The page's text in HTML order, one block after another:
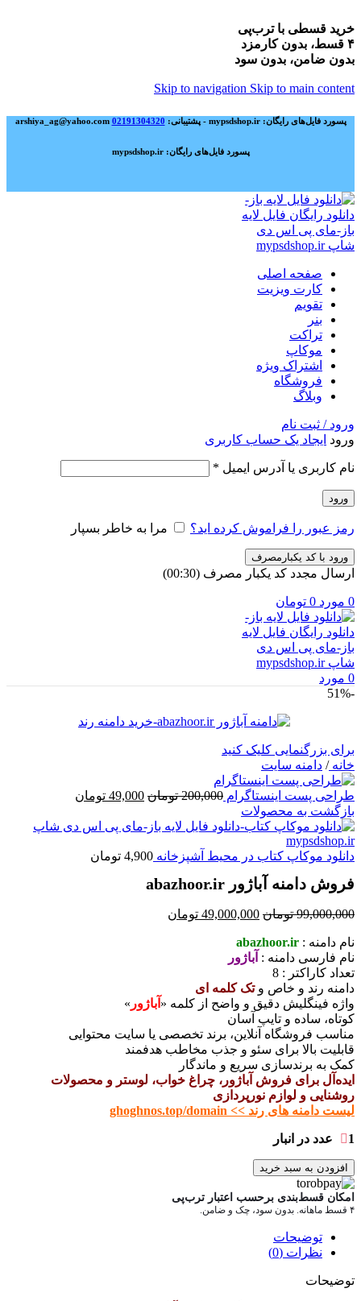
خرید قسطی با ترب‌پی
۴ قسط، بدون کارمزد
بدون ضامن، بدون سود
Skip to navigation Skip to main content
پسورد فایل‌های رایگان: mypsdshop.ir - پشتیبانی: arshiya_ag@yahoo.com 02191304320
پسورد فایل‌های رایگان: mypsdshop.ir
صفحه اصلی
کارت ویزیت
تقویم
بنر
تراکت
موکاپ
اشتراک ویژه
فروشگاه
وبلاگ
ورود / ثبت نام
ورود ایجاد یک حساب کاربری
نام کاربری یا آدرس ایمیل *
ورود
رمز عبور را فراموش کرده اید؟ مرا به خاطر بسپار
ورود با کد یکبارمصرف
ارسال مجدد کد یکبار مصرف (00:
30
)
0 مورد 0 تومان
0 مورد
-51%
برای بزرگنمایی کلیک کنید
خانه/ دامنه سایت
طراحی پست اینستاگرام 200,000 تومان قیمت
200,000 تومان
49,000 تومان
49,000 تومان
بازگشت به محصولات
دانلود موکاپ کتاب در محیط آشپزخانه 4,900 تومان
فروش دامنه آباژور abazhoor.ir
99,000,000 تومان قیمت
بود.
49,000,000 تومان
نام دامنه : abazhoor.ir
نام فارسی دامنه : آباژور
تعداد کاراکتر : 8
دامنه رند و خاص وتک کلمه ای
واژه فینگلیش دقیق و واضح از کلمه « آباژور »
کوتاه، ساده و تایپ آسان
مناسب فروشگاه آنلاین، برند تخصصی یا سایت محتوایی
قابلیت بالا برای سئو و جذب مخاطب هدفمند
کمک به برندسازی سریع و ماندگار
ایده‌آل برای فروش آباژور، چراغ خواب، لوستر و محصولات
روشنایی و لوازم نورپردازی
لیست دامنه های رند >> ghoghnos.top/domain
1 عدد در انبار
افزودن به سبد خرید
امکان قسط‌بندی برحسب اعتبار ترب‌پی
۴ قسط ماهانه. بدون سود، چک و ضامن.
توضیحات
نظرات (0)
توضیحات